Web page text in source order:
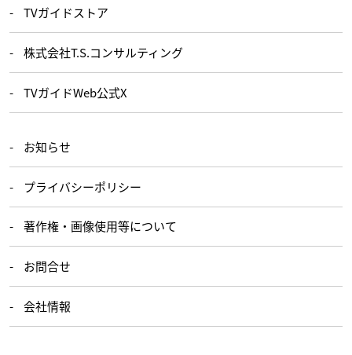
TVガイドストア
株式会社T.S.コンサルティング
TVガイドWeb公式X
お知らせ
プライバシーポリシー
著作権・画像使用等について
お問合せ
会社情報